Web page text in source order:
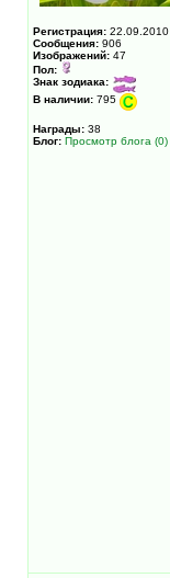
Регистрация: 22.09.2010
Сообщения: 906
Изображений: 47
Пол:
Знак зодиака:
В наличии: 795
Награды: 38
Блог: Просмотр блога (0)